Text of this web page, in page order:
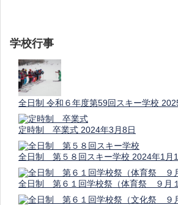
学校行事
全日制 令和６年度第59回スキー学校
定時制 卒業式 2024年3月8日
全日制 第５８回スキー学校 2024年1月
全日制 第６１回学校祭（体育祭 ９月１